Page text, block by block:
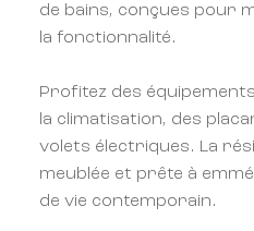
de bains, conçues pour
la fonctionnalité.
Profitez des
la climatisation, des
volets électriques. La
meublée et prête à
de vie contemporain.